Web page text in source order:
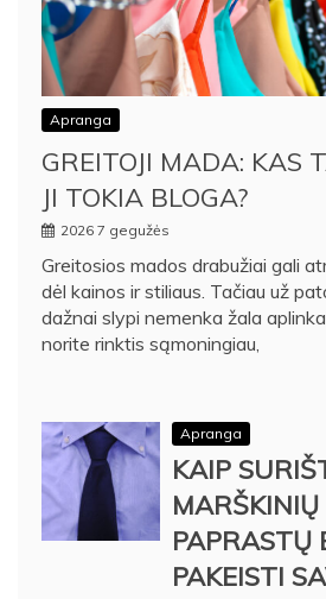
Apranga
GREITOJI MADA: KAS
JI TOKIA BLOGA?
2026 7 gegužės
Greitosios mados drabužiai gali
dėl kainos ir stiliaus. Tačiau už
dažnai slypi nemenka žala
norite rinktis sąmoningiau,
Apranga
KAIP
PAPRASTŲ
PAKEISTI